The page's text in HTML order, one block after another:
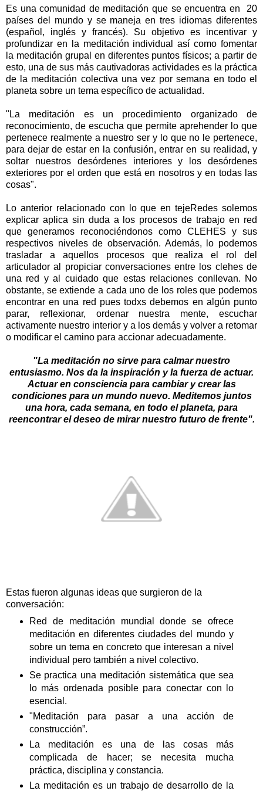
Es una comunidad de meditación que se encuentra en 20
países del mundo y se maneja en tres idiomas diferentes
(español, inglés y francés). Su objetivo es incentivar y
profundizar en la meditación individual así como fomentar
la meditación grupal en diferentes puntos físicos; a partir de
esto, una de sus más cautivadoras actividades es la práctica
de la meditación colectiva una vez por semana en todo el
planeta sobre un tema específico de actualidad.
"La meditación es un procedimiento organizado de
reconocimiento, de escucha que permite aprehender lo que
pertenece realmente a nuestro ser y lo que no le pertenece,
para dejar de estar en la confusión, entrar en su realidad, y
soltar nuestros desórdenes interiores y los desórdenes
exteriores por el orden que está en nosotros y en todas las
cosas".
Lo anterior relacionado con lo que en tejeRedes solemos
explicar aplica sin duda a los procesos de trabajo en red
que generamos reconociéndonos como CLEHES y sus
respectivos niveles de observación. Además, lo podemos
trasladar a aquellos procesos que realiza el rol del
articulador al propiciar conversaciones entre los clehes de
una red y al cuidado que estas relaciones conllevan. No
obstante, se extiende a cada uno de los roles que podemos
encontrar en una red pues todxs debemos en algún punto
parar, reflexionar, ordenar nuestra mente, escuchar
activamente nuestro interior y a los demás y volver a retomar
o modificar el camino para accionar adecuadamente.
"La meditación no sirve para calmar nuestro
entusiasmo. Nos da la inspiración y la fuerza de actuar.
Actuar en consciencia para cambiar y crear las
condiciones para un mundo nuevo. Meditemos juntos
una hora, cada semana, en todo el planeta, para
reencontrar el deseo de mirar nuestro futuro de frente".
Estas fueron algunas ideas que surgieron de la
conversación:
Red de meditación mundial donde se ofrece
meditación en diferentes ciudades del mundo y
sobre un tema en concreto que interesan a nivel
individual pero también a nivel colectivo.
Se practica una meditación sistemática que sea
lo más ordenada posible para conectar con lo
esencial.
"Meditación para pasar a una acción de
construcción”.
La meditación es una de las cosas más
complicada de hacer; se necesita mucha
práctica, disciplina y constancia.
La meditación es un trabajo de desarrollo de la